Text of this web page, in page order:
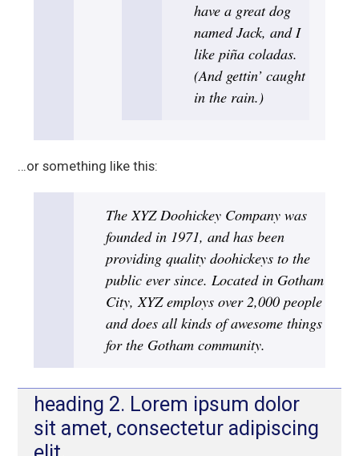
have a great dog
named Jack, and I
like piña coladas.
(And gettin’ caught
in the rain.)
…or something like this:
The XYZ Doohickey Company was
founded in 1971, and has been
providing quality doohickeys to the
public ever since. Located in Gotham
City, XYZ employs over 2,000 people
and does all kinds of awesome things
for the Gotham community.
heading 2. Lorem ipsum dolor
sit amet, consectetur adipiscing